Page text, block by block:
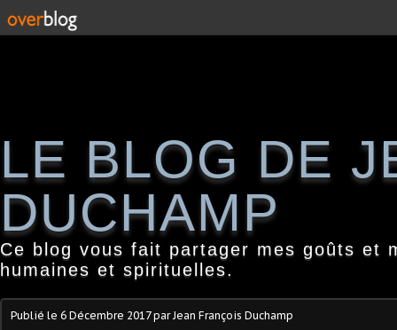
LE BLOG DE
DUCHAMP
Ce blog vous fait partager mes goûts et
humaines et spirituelles.
Publié le 6 Décembre 2017par Jean François Duchamp